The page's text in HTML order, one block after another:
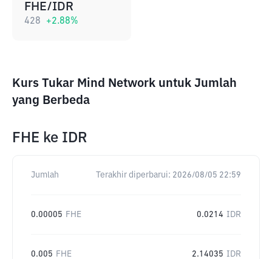
FHE/IDR
428 +2.88%
Kurs Tukar Mind Network untuk Jumlah
yang Berbeda
FHE ke IDR
Jumlah Terakhir diperbarui: 2026/08/05 22:59
0.00005 FHE 0.0214 IDR
0.005 FHE 2.14035 IDR